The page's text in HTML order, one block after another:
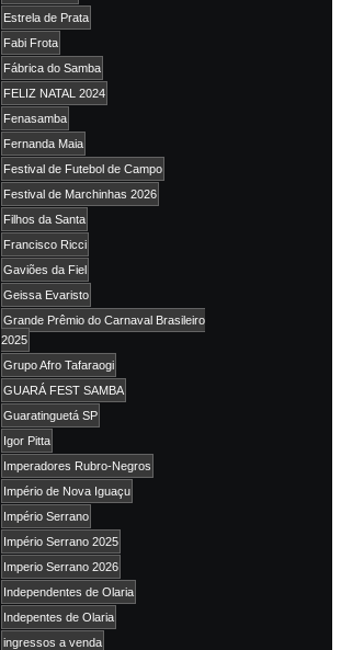
Estrela de Prata
Fabi Frota
Fábrica do Samba
FELIZ NATAL 2024
Fenasamba
Fernanda Maia
Festival de Futebol de Campo
Festival de Marchinhas 2026
Filhos da Santa
Francisco Ricci
Gaviões da Fiel
Geissa Evaristo
Grande Prêmio do Carnaval Brasileiro
2025
Grupo Afro Tafaraogi
GUARÁ FEST SAMBA
Guaratinguetá SP
Igor Pitta
Imperadores Rubro-Negros
Império de Nova Iguaçu
Império Serrano
Império Serrano 2025
Imperio Serrano 2026
Independentes de Olaria
Indepentes de Olaria
ingressos a venda